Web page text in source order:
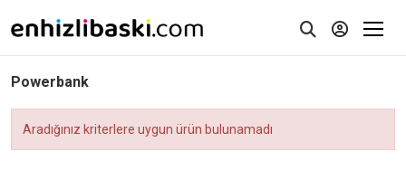
Powerbank
Aradığınız kriterlere uygun ürün bulunamadı